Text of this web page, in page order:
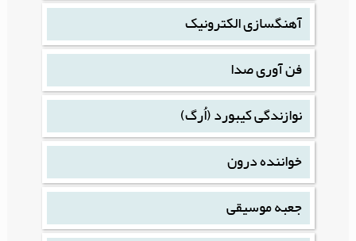
آهنگسازی الکترونیک
فن آوری صدا
نوازندگی کیبورد (اُرگ)
خواننده درون
جعبه موسیقی